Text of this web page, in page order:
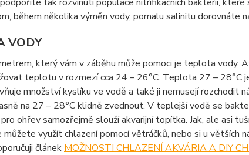
během několika výměn vody, pomalu salinitu dorovnáte
VODY
který vám v záběhu může pomoci je teplota vody.
teplotu v rozmezí cca 24 – 26°C. Teplota 27 – 28°C
množství kyslíku ve vodě a také ji nemusejí rozchodit
na 27 – 28°C klidně zvednout. V teplejší vodě se
ohřev samozřejmě slouží akvarijní topítka. Jak, ale asi
využít chlazení pomocí větráčků, nebo si u větších
článek MOŽNOSTI CHLAZENÍ AKVÁRIA A DIY